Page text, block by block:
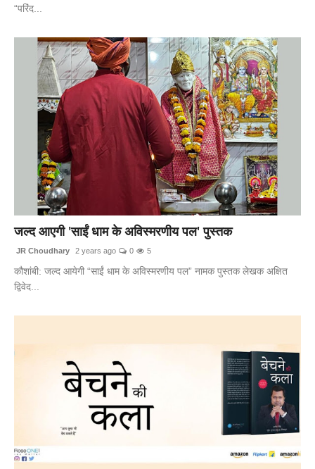
“परिंद...
जल्द आएगी 'साईं धाम के अविस्मरणीय पल' पुस्तक
JR Choudhary 2 years ago 0 5
कौशांबी: जल्द आयेगी “साईं धाम के अविस्मरणीय पल” नामक पुस्तक लेखक अक्षित
द्विवेद...